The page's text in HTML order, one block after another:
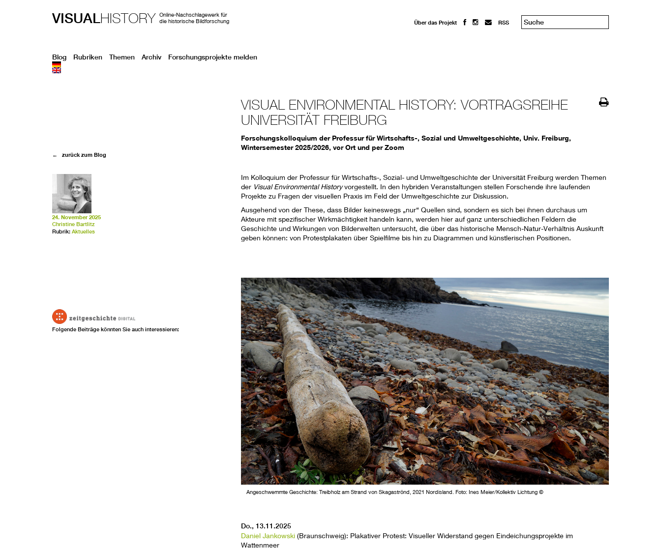
VISUALHISTORY
Online-Nachschlagewerk für
die historische Bildforschung
Über das Projekt RSS
Blog Rubriken Themen Archiv Forschungsprojekte melden
VISUAL ENVIRONMENTAL HISTORY: VORTRAGSREIHE
UNIVERSITÄT FREIBURG
Forschungskolloquium der Professur für Wirtschafts-, Sozial und Umweltgeschichte, Univ. Freiburg,
Wintersemester 2025/2026, vor Ort und per Zoom
Im Kolloquium der Professur für Wirtschafts-, Sozial- und Umweltgeschichte der Universität Freiburg werden Themen
der Visual Environmental Historyvorgestellt. In den hybriden Veranstaltungen stellen Forschende ihre laufenden
Projekte zu Fragen der visuellen Praxis im Feld der Umweltgeschichte zur Diskussion.
Ausgehend von der These, dass Bilder keineswegs „nur“ Quellen sind, sondern es sich bei ihnen durchaus um
Akteure mit spezifischer Wirkmächtigkeit handeln kann, werden hier auf ganz unterschiedlichen Feldern die
Geschichte und Wirkungen von Bilderwelten untersucht, die über das historische Mensch-Natur-Verhältnis Auskunft
geben können: von Protestplakaten über Spielfilme bis hin zu Diagrammen und künstlerischen Positionen.
Angeschwemmte Geschichte: Treibholz am Strand von Skagaströnd, 2021 Nordisland. Foto: Ines Meier/Kollektiv Lichtung ©
Do., 13.11.2025
Daniel Jankowski (Braunschweig): Plakativer Protest: Visueller Widerstand gegen Eindeichungsprojekte im
Wattenmeer
← zurück zum Blog
24. November 2025
Christine Bartlitz
Rubrik: Aktuelles
Folgende Beiträge könnten Sie auch interessieren: